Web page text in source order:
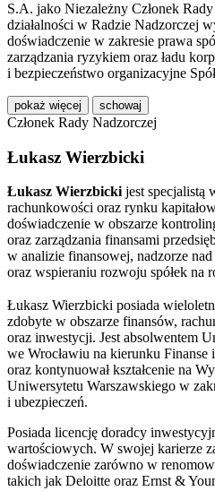
S.A. jako Niezależny Członek
działalności w Radzie Nadzorczej
doświadczenie w zakresie prawa
zarządzania ryzykiem oraz ładu
i bezpieczeństwo organizacyjne
pokaż więcej schowaj
Członek Rady Nadzorczej
Łukasz Wierzbicki
Łukasz Wierzbicki jest specjalistą
rachunkowości oraz rynku
doświadczenie w obszarze
oraz zarządzania finansami
w analizie finansowej, nadzorze
oraz wspieraniu rozwoju spółek na
Łukasz Wierzbicki posiada
zdobyte w obszarze finansów,
oraz inwestycji. Jest absolwentem
we Wrocławiu na kierunku Finanse
oraz kontynuował kształcenie na
Uniwersytetu Warszawskiego w
i ubezpieczeń.
Posiada licencję doradcy
wartościowych. W swojej karierze
doświadczenie zarówno w
takich jak Deloitte oraz Ernst &